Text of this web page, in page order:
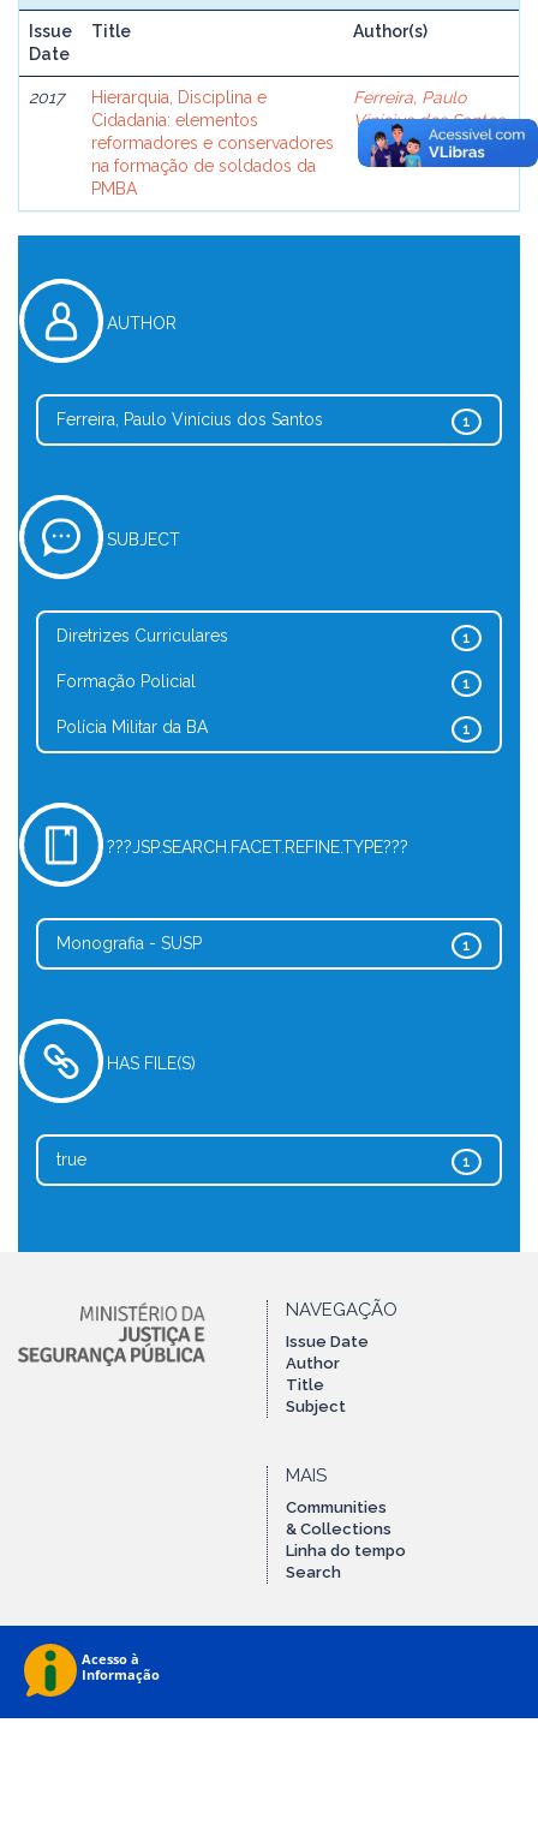
Issue
Date
Title Author(s)
2017
Hierarquia, Disciplina e
Cidadania: elementos
reformadores e conservadores
na formação de soldados da
PMBA
Ferreira, Paulo
Vinícius dos Santos
AUTHOR
1
Ferreira, Paulo Vinícius dos Santos
SUBJECT
1
Diretrizes Curriculares
1
Formação Policial
1
Polícia Militar da BA
???JSP.SEARCH.FACET.REFINE.TYPE???
1
Monografia - SUSP
HAS FILE(S)
1
true
NAVEGAÇÃO
Issue Date
Author
Title
Subject
MAIS
Communities
& Collections
Linha do tempo
Search